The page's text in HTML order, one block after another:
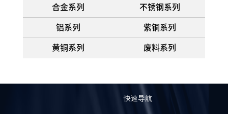
合金系列 不锈钢系列
铝系列 紫铜系列
黄铜系列 废料系列
快速导航